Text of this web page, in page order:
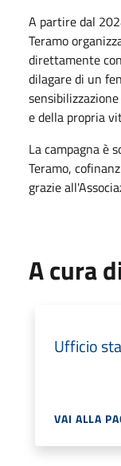
A partire dal
Teramo
direttamente
dilagare di un
e della propria
La campagna è
Teramo,
grazie
A cura
Ufficio
VAI ALLA